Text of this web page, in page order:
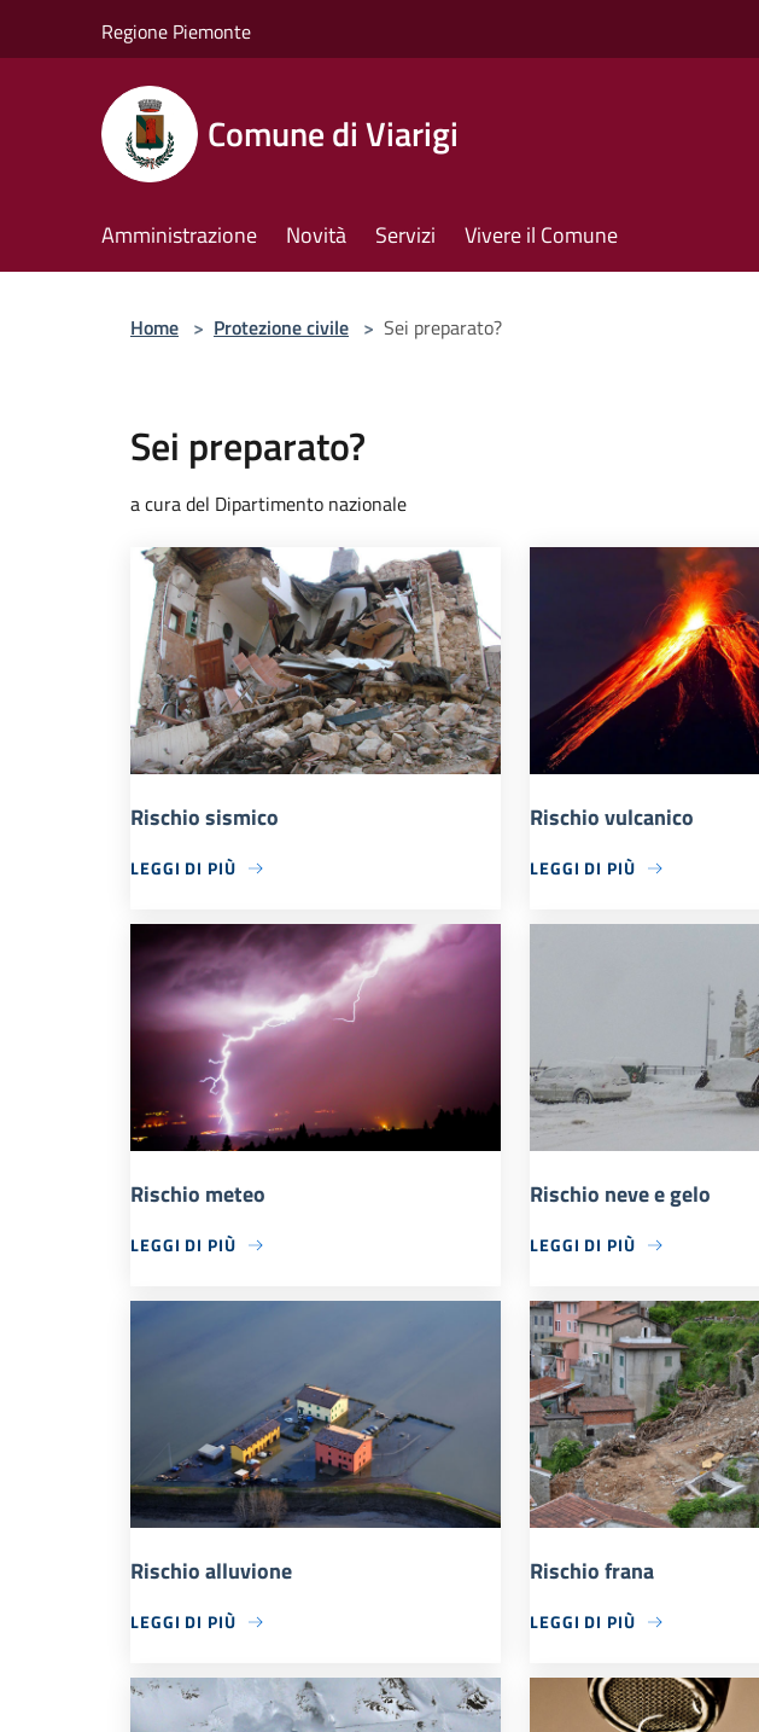
Regione Piemonte
Comune di Viarigi
Amministrazione Novità Servizi Vivere il Comune
Home > Protezione civile > Sei preparato?
Sei preparato?
a cura del Dipartimento nazionale
Rischio sismico
LEGGI DI PIÙ
Rischio vulcanico
LEGGI DI PIÙ
Rischio meteo
LEGGI DI PIÙ
Rischio neve e gelo
LEGGI DI PIÙ
Rischio alluvione
LEGGI DI PIÙ
Rischio frana
LEGGI DI PIÙ